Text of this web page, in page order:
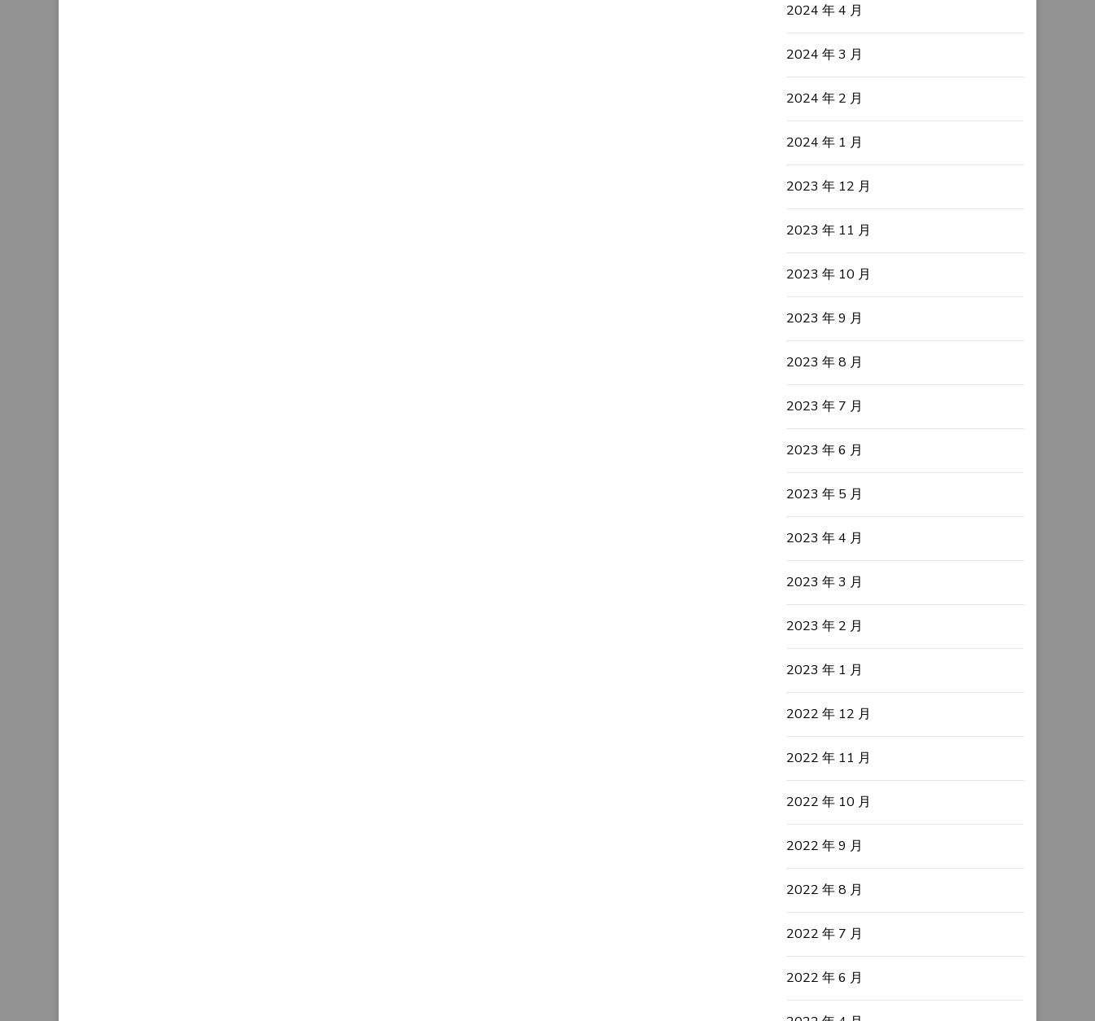
2024 年 4 月
2024 年 3 月
2024 年 2 月
2024 年 1 月
2023 年 12 月
2023 年 11 月
2023 年 10 月
2023 年 9 月
2023 年 8 月
2023 年 7 月
2023 年 6 月
2023 年 5 月
2023 年 4 月
2023 年 3 月
2023 年 2 月
2023 年 1 月
2022 年 12 月
2022 年 11 月
2022 年 10 月
2022 年 9 月
2022 年 8 月
2022 年 7 月
2022 年 6 月